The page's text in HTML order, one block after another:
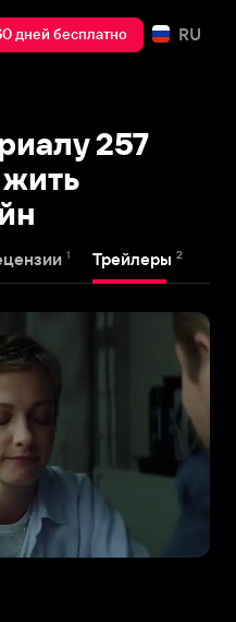
дней бесплатно RU
257
1 Трейлеры 2